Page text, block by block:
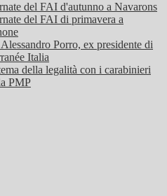
del FAI d'autunno a Navarons
del FAI di primavera a
Porro, ex presidente di
Italia
della legalità con i carabinieri
PMP